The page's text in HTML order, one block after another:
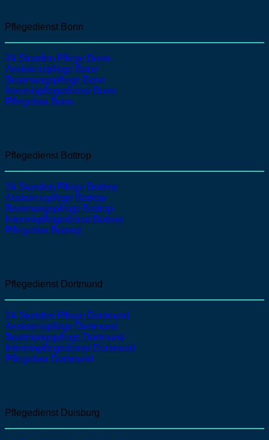
Pflegedienst Bonn
24 Stunden Pflege Bonn
Assistenzpflege Bonn
Beatmungspflege Bonn
Intensivpflegedienst Bonn
Pflegebox Bonn
Pflegedienst Bottrop
24 Stunden Pflege Bottrop
Assistenzpflege Bottrop
Beatmungspflege Bottrop
Intensivpflegedienst Bottrop
Pflegebox Bottrop
Pflegedienst Dortmund
24 Stunden Pflege Dortmund
Assistenzpflege Dortmund
Beatmungspflege Dortmund
Intensivpflegedienst Dortmund
Pflegebox Dortmund
Pflegedienst Duisburg